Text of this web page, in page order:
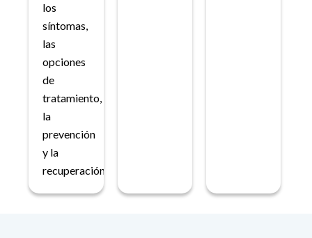
los
síntomas,
las
opciones
de
tratamiento,
la
prevención
y la
recuperación.